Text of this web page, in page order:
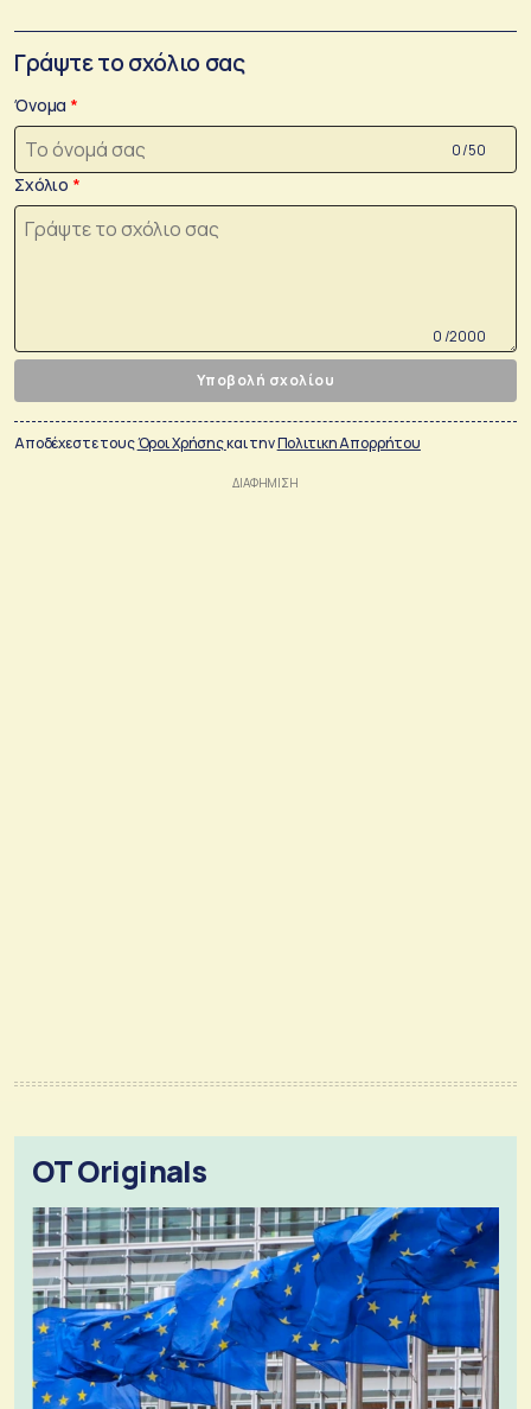
Γράψτε το σχόλιο σας
Όνομα
0 /50
Σχόλιο
0 /2000
Υποβολή σχολίου
Αποδέχεστε τουςΌροι Χρήσηςκαι τηνΠολιτικη Απορρήτου
OT Originals